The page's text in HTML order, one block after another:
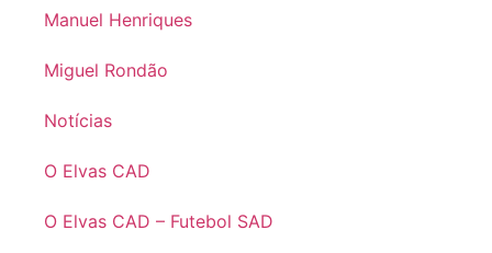
Manuel Henriques
Miguel Rondão
Notícias
O Elvas CAD
O Elvas CAD – Futebol SAD